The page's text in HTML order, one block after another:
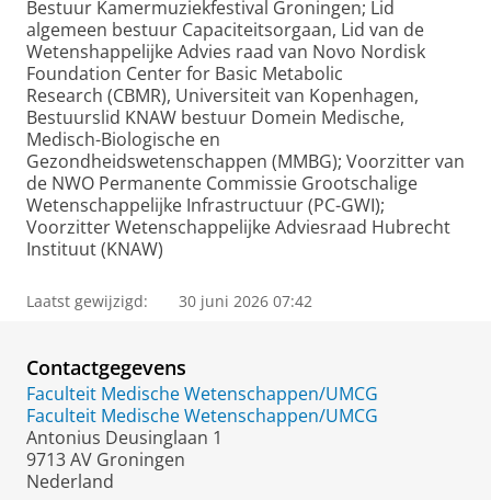
Bestuur Kamermuziekfestival Groningen; Lid
algemeen bestuur Capaciteitsorgaan, Lid van de
Wetenshappelijke Advies raad van Novo Nordisk
Foundation Center for Basic Metabolic
Research (CBMR), Universiteit van Kopenhagen,
Bestuurslid KNAW bestuur Domein Medische,
Medisch-Biologische en
Gezondheidswetenschappen (MMBG); Voorzitter van
de NWO Permanente Commissie Grootschalige
Wetenschappelijke Infrastructuur (PC-GWI);
Voorzitter Wetenschappelijke Adviesraad Hubrecht
Instituut (KNAW)
Laatst gewijzigd: 30 juni 2026 07:42
Contactgegevens
Faculteit Medische Wetenschappen/UMCG
Faculteit Medische Wetenschappen/UMCG
Antonius Deusinglaan 1
9713 AV Groningen
Nederland